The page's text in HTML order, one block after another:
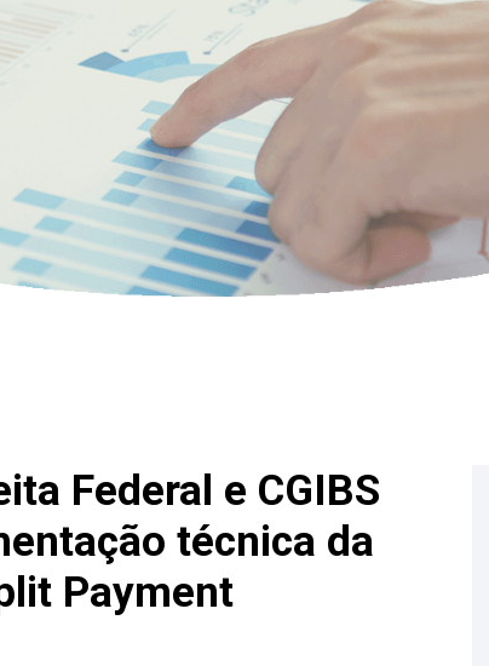
Federal e CGIBS
técnica da
Payment